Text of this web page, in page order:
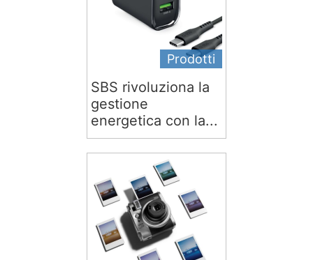
Prodotti
SBS rivoluziona la
gestione
energetica con la...